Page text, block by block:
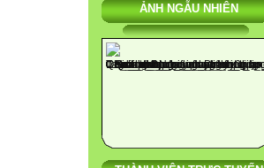
ẢNH NGẪU NHIÊN